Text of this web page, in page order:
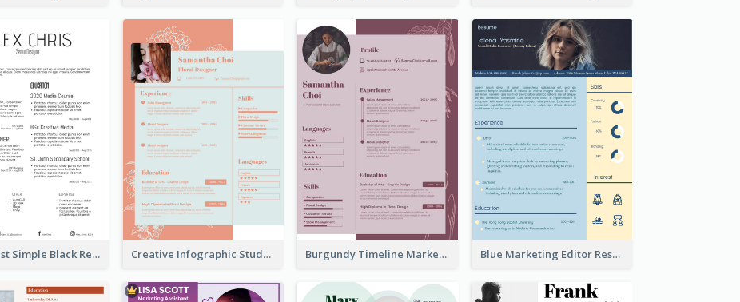
Minimalist Simple Black Resume Creative Infographic Student Designer Resume Burgundy Timeline Marketer Resume Blue Marketing Editor Resume